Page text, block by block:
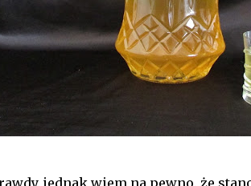
jednak wiem na pewno, że